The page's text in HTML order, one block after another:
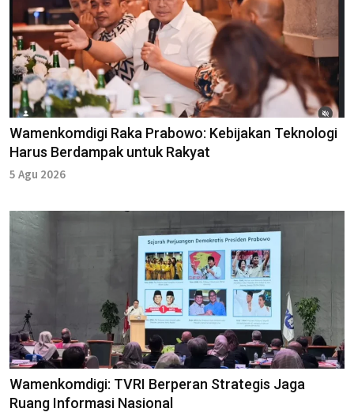
Wamenkomdigi Raka Prabowo: Kebijakan Teknologi
Harus Berdampak untuk Rakyat
5 Agu 2026
Wamenkomdigi: TVRI Berperan Strategis Jaga
Ruang Informasi Nasional